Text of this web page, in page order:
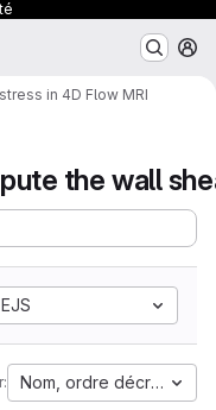
in 4D Flow MRI
EJS
Nom, ordre décroissant